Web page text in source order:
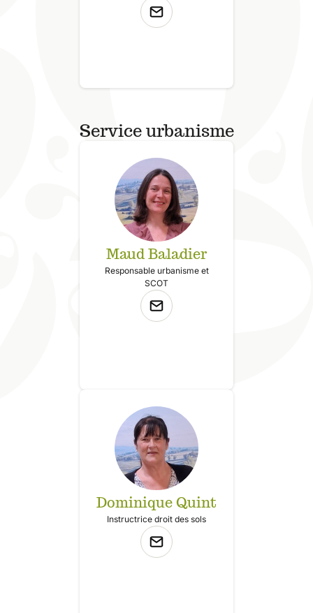
Service urbanisme
Maud Baladier
Responsable urbanisme et
SCOT
Dominique Quint
Instructrice droit des sols